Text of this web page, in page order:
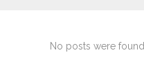
No posts were found.